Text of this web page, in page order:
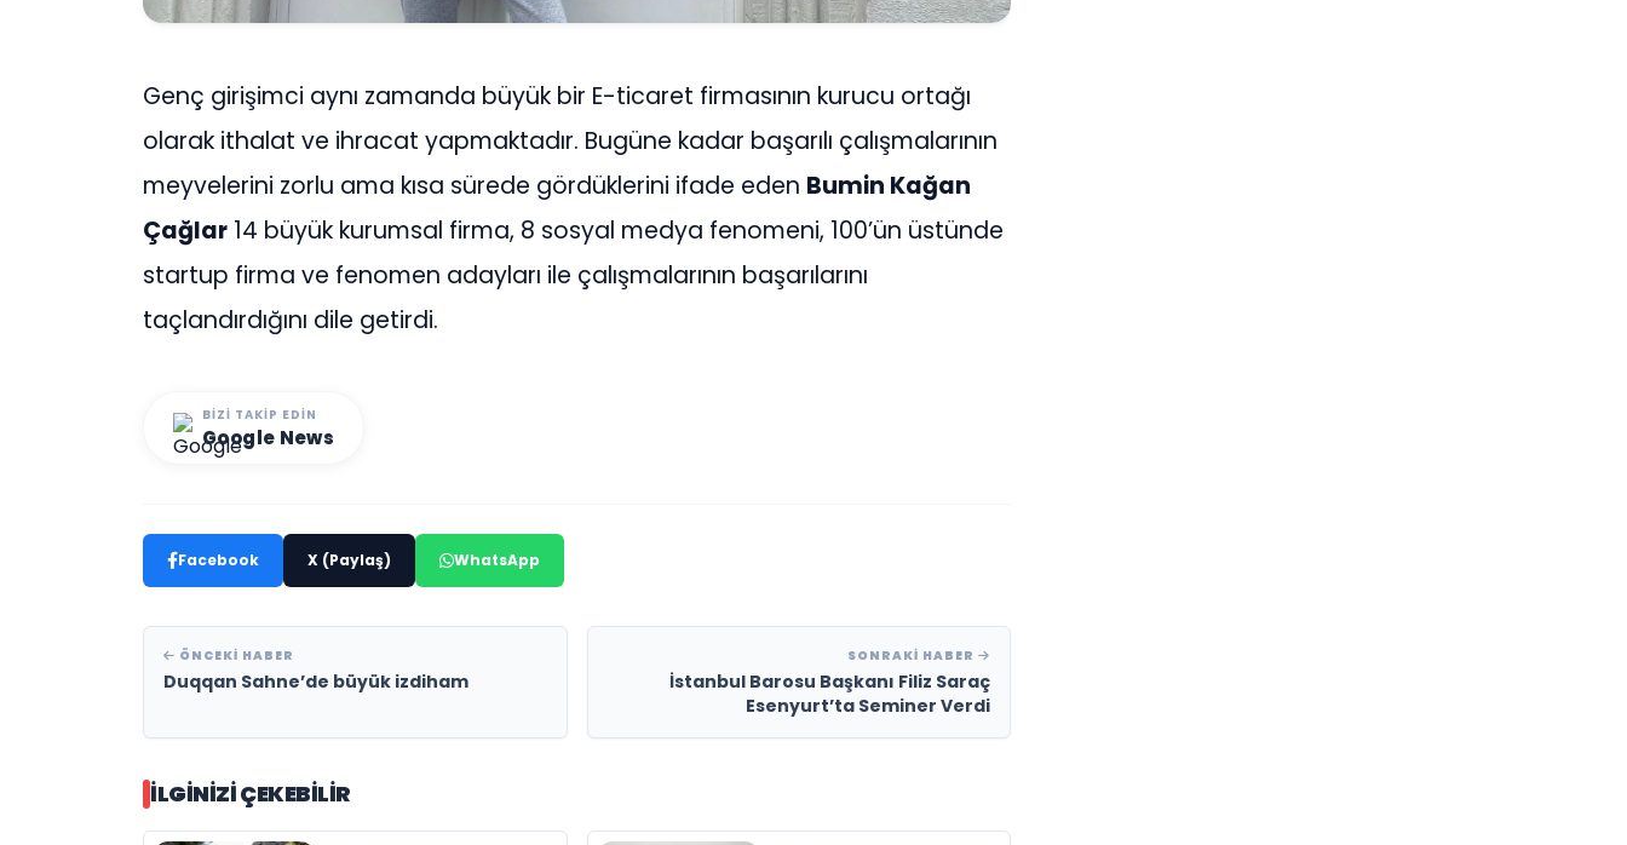
Genç girişimci aynı zamanda büyük bir E-ticaret firmasının kurucu ortağı
olarak ithalat ve ihracat yapmaktadır. Bugüne kadar başarılı çalışmalarının
meyvelerini zorlu ama kısa sürede gördüklerini ifade eden Bumin Kağan
Çağlar 14 büyük kurumsal firma, 8 sosyal medya fenomeni, 100’ün üstünde
startup firma ve fenomen adayları ile çalışmalarının başarılarını
taçlandırdığını dile getirdi.
BIZI TAKIP EDIN
Google News
Facebook X (Paylaş) WhatsApp
ÖNCEKI HABER
Duqqan Sahne’de büyük izdiham
SONRAKI HABER
İstanbul Barosu Başkanı Filiz Saraç
Esenyurt’ta Seminer Verdi
İLGINIZI ÇEKEBILIR